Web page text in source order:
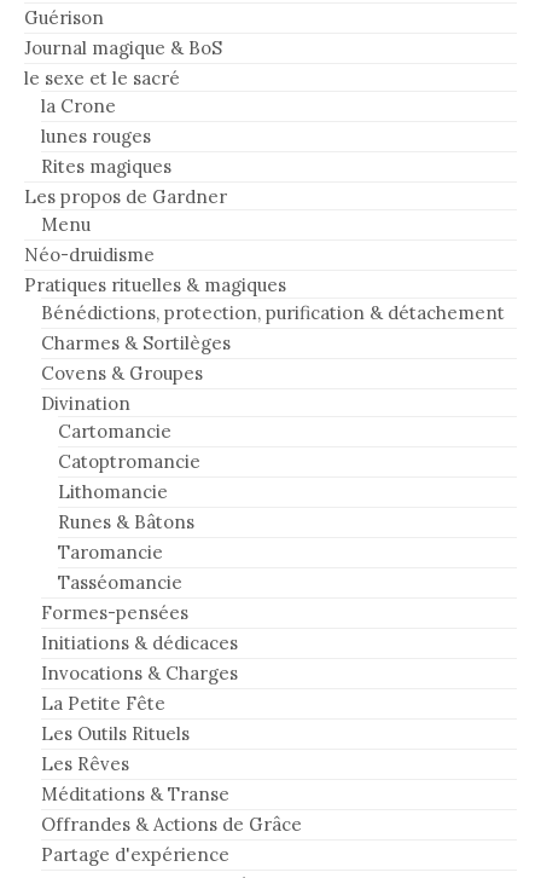
Guérison
Journal magique & BoS
le sexe et le sacré
la Crone
lunes rouges
Rites magiques
Les propos de Gardner
Menu
Néo-druidisme
Pratiques rituelles & magiques
Bénédictions, protection, purification & détachement
Charmes & Sortilèges
Covens & Groupes
Divination
Cartomancie
Catoptromancie
Lithomancie
Runes & Bâtons
Taromancie
Tasséomancie
Formes-pensées
Initiations & dédicaces
Invocations & Charges
La Petite Fête
Les Outils Rituels
Les Rêves
Méditations & Transe
Offrandes & Actions de Grâce
Partage d'expérience